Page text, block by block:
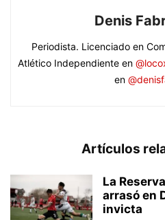
Denis
Periodista. Licenciado en
Atlético Independiente en
en
Artículos
La
arrasó en
invicta